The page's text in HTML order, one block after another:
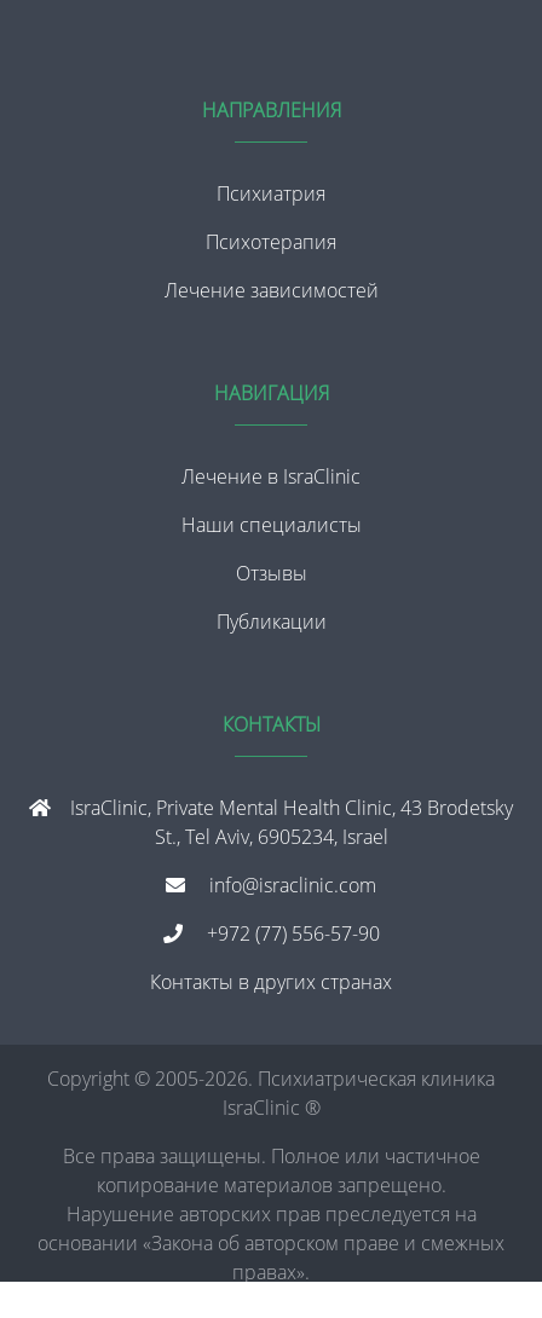
НАПРАВЛЕНИЯ
Психиатрия
Психотерапия
Лечение зависимостей
НАВИГАЦИЯ
Лечение в IsraClinic
Наши специалисты
Отзывы
Публикации
КОНТАКТЫ
IsraClinic, Private Mental Health Clinic, 43 Brodetsky
St., Tel Aviv, 6905234, Israel
info@israclinic.com
+972 (77) 556-57-90
Контакты в других странах
Copyright © 2005-2026. Психиатрическая клиника
IsraClinic ®
Все права защищены. Полное или частичное
копирование материалов запрещено.
Нарушение авторских прав преследуется на
основании «Закона об авторском праве и смежных
правах».